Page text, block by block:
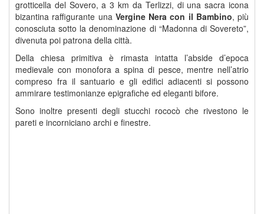
grotticella del Sovero, a 3 km da Terlizzi, di una sacra icona
bizantina raffigurante una Vergine Nera con il Bambino, più
conosciuta sotto la denominazione di “Madonna di Sovereto”,
divenuta poi patrona della città.
Della chiesa primitiva è rimasta intatta l’abside d’epoca
medievale con monofora a spina di pesce, mentre nell’atrio
compreso fra il santuario e gli edifici adiacenti si possono
ammirare testimonianze epigrafiche ed eleganti bifore.
Sono inoltre presenti degli stucchi rococò che rivestono le
pareti e incorniciano archi e finestre.